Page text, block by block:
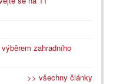
zahradního
>> všechny články